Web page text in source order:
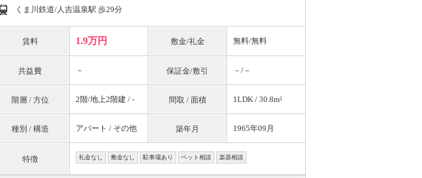
くま川鉄道/人吉温泉駅 歩29分
賃料 1.9万円 敷金/礼金 無料/無料
共益費 － 保証金/敷引 －/－
階層 / 方位 2階/地上2階建 / - 間取 / 面積 1LDK / 30.8m²
種別 / 構造 アパート / その他 築年月 1965年09月
特徴 礼金なし 敷金なし 駐車場あり ペット相談 楽器相談